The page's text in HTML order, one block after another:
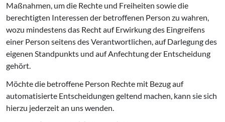
Maßnahmen, um die Rechte und Freiheiten sowie die
berechtigten Interessen der betroffenen Person zu wahren,
wozu mindestens das Recht auf Erwirkung des Eingreifens
einer Person seitens des Verantwortlichen, auf Darlegung des
eigenen Standpunkts und auf Anfechtung der Entscheidung
gehört.
Möchte die betroffene Person Rechte mit Bezug auf
automatisierte Entscheidungen geltend machen, kann sie sich
hierzu jederzeit an uns wenden.